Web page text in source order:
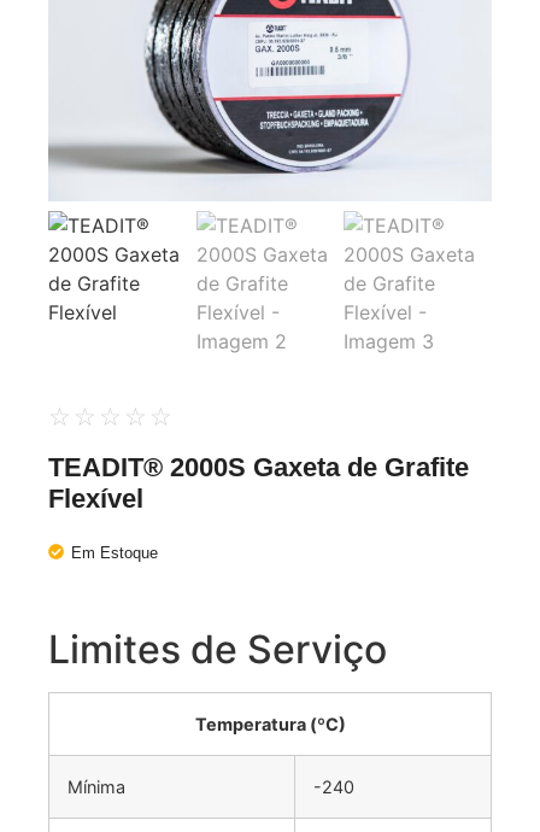
☆ ☆ ☆ ☆ ☆
TEADIT® 2000S Gaxeta de Grafite
Flexível
Em Estoque
Limites de Serviço
Temperatura (ºC)
Mínima -240